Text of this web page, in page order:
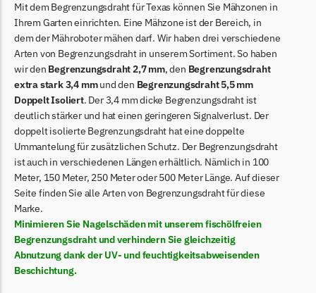
Belrobotics
Belrobotics Messer
Begrenzungsdraht
Black & Decker
Black & Decker Messer
Begrenzungsdraht
Bosch Indego
Bosch Indego Messer
Begrenzungsdraht
Central Park
Central Park Messer
Begrenzungsdraht
Mit dem Begrenzungsdraht für Texas können Sie Mähzonen in
Ihrem Garten einrichten. Eine Mähzone ist der Bereich, in
dem der Mähroboter mähen darf. Wir haben drei verschiedene
Arten von Begrenzungsdraht in unserem Sortiment. So haben
wir den Begrenzungsdraht 2,7 mm, den Begrenzungsdraht
extra stark 3,4 mmund den Begrenzungsdraht 5,5 mm
Doppelt Isoliert. Der 3,4 mm dicke Begrenzungsdraht ist
deutlich stärker und hat einen geringeren Signalverlust. Der
doppelt isolierte Begrenzungsdraht hat eine doppelte
Ummantelung für zusätzlichen Schutz. Der Begrenzungsdraht
ist auch in verschiedenen Längen erhältlich. Nämlich in 100
Meter, 150 Meter, 250 Meter oder 500 Meter Länge. Auf dieser
Seite finden Sie alle Arten von Begrenzungsdraht für diese
Marke.
Minimieren Sie Nagelschäden mit unserem fischölfreien
Begrenzungsdraht und verhindern Sie gleichzeitig
Abnutzung dank der UV- und feuchtigkeitsabweisenden
Beschichtung.